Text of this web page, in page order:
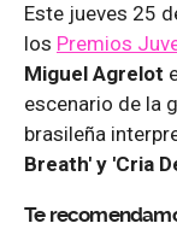
Este jueves 25
los Premios
Miguel Agrelot
escenario de la
brasileña
Breath' y 'Cria
Te